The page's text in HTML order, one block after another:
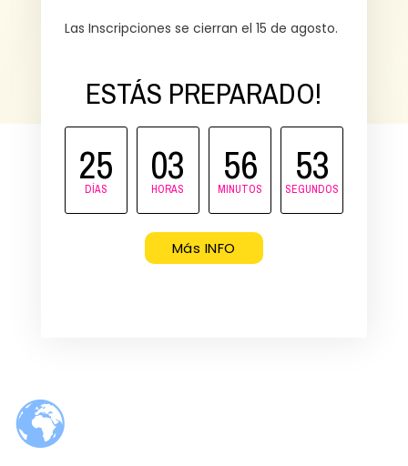
Las Inscripciones se cierran el 15 de agosto.
ESTÁS PREPARADO!
25
DÍAS 03
HORAS 56
MINUTOS 53
SEGUNDOS
Más INFO